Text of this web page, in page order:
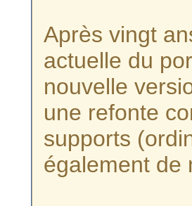
Après vingt
actuelle du
nouvelle
une refonte
supports
également de